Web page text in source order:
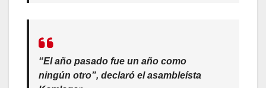
“El año pasado fue un año como
ningún otro”, declaró el asambleísta